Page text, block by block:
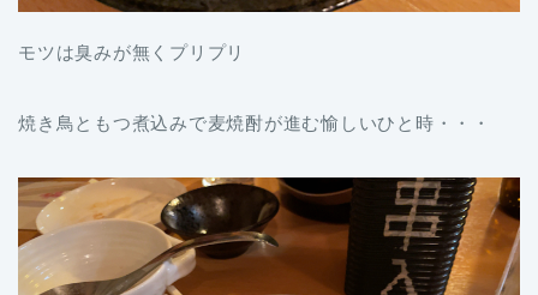
モツは臭みが無くプリプリ
焼き鳥ともつ煮込みで麦焼酎が進む愉しいひと時・・・